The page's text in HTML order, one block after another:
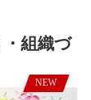
組織づ
NEW